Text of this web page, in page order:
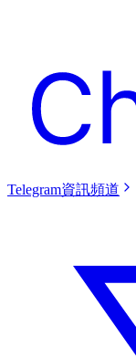
Telegram資訊頻道